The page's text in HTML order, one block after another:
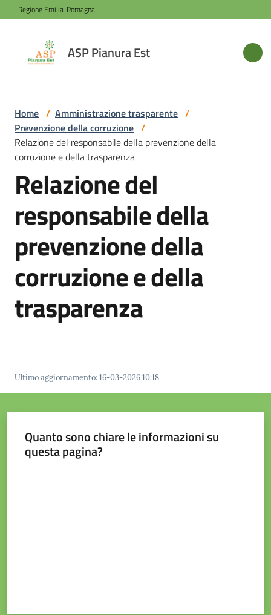
Vai al contenuto
Vai alla navigazione
Vai al footer
Regione Emilia-Romagna
ASP Pianura Est
ASP
Pianura
Azienda
Novità
Servizi
Sede
e
contatti
Home / Amministrazione trasparente /
Prevenzione della corruzione /
Relazione del responsabile della prevenzione della
corruzione e della trasparenza
Relazione del
responsabile della
prevenzione della
corruzione e della
trasparenza
Ultimo aggiornamento:16-03-2026 10:18
Quanto sono chiare le informazioni su
questa pagina?